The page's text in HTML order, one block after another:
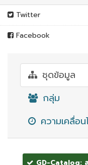
Twitter
Facebook
ชุดข้อมูล
กลุ่ม
ความเคลื่อ
GD-Catalog: